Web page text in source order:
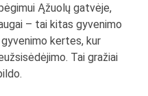
Ąžuolų gatvėje,
– tai kitas gyvenimo
kertes, kur
Tai gražiai